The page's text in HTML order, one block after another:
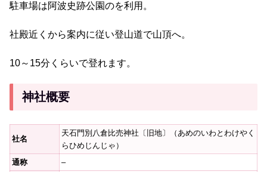
駐車場は阿波史跡公園のを利用。
社殿近くから案内に従い登山道で山頂へ。
10～15分くらいで登れます。
神社概要
社名
天石門別八倉比売神社〔旧地〕（あめのいわとわけやく
らひめじんじゃ）
通称
–